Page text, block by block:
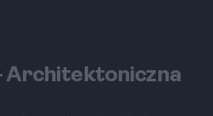
Architektoniczna